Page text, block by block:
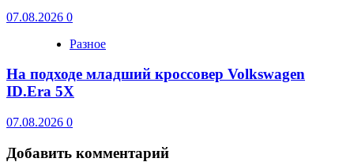
07.08.2026 0
Разное
На подходе младший кроссовер Volkswagen
ID.Era 5X
07.08.2026 0
Добавить комментарий